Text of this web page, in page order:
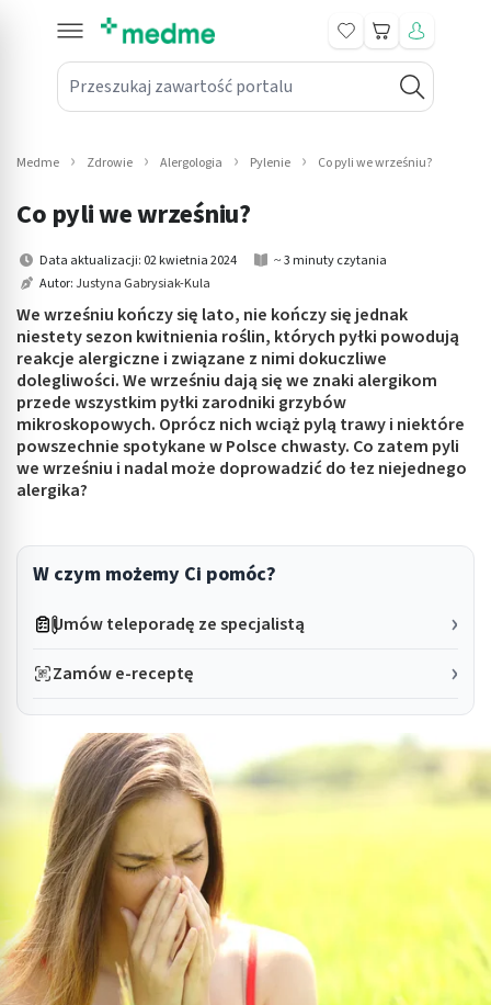
Przeszukaj zawartość portalu
Koszyk
submenu: Leki na receptę
submenu: Kosmetyki
submenu: Higiena
submenu: Sprzęt medyczny
submenu: Intymne
submenu: Wellness
Medme Zdrowie Alergologia Pylenie Co pyli we wrześniu?
Co pyli we wrześniu?
Data aktualizacji: 02 kwietnia 2024
~ 3 minuty czytania
Autor:Justyna Gabrysiak-Kula
We wrześniu kończy się lato, nie kończy się jednak
niestety sezon kwitnienia roślin, których pyłki powodują
reakcje alergiczne i związane z nimi dokuczliwe
dolegliwości. We wrześniu dają się we znaki alergikom
przede wszystkim pyłki zarodniki grzybów
mikroskopowych. Oprócz nich wciąż pylą trawy i niektóre
powszechnie spotykane w Polsce chwasty. Co zatem pyli
we wrześniu i nadal może doprowadzić do łez niejednego
alergika?
W czym możemy Ci pomóc?
Umów teleporadę ze specjalistą
Zamów e-receptę